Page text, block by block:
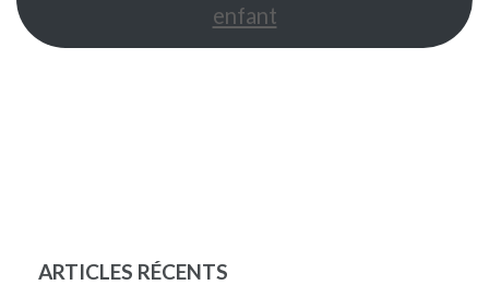
enfant
ARTICLES RÉCENTS